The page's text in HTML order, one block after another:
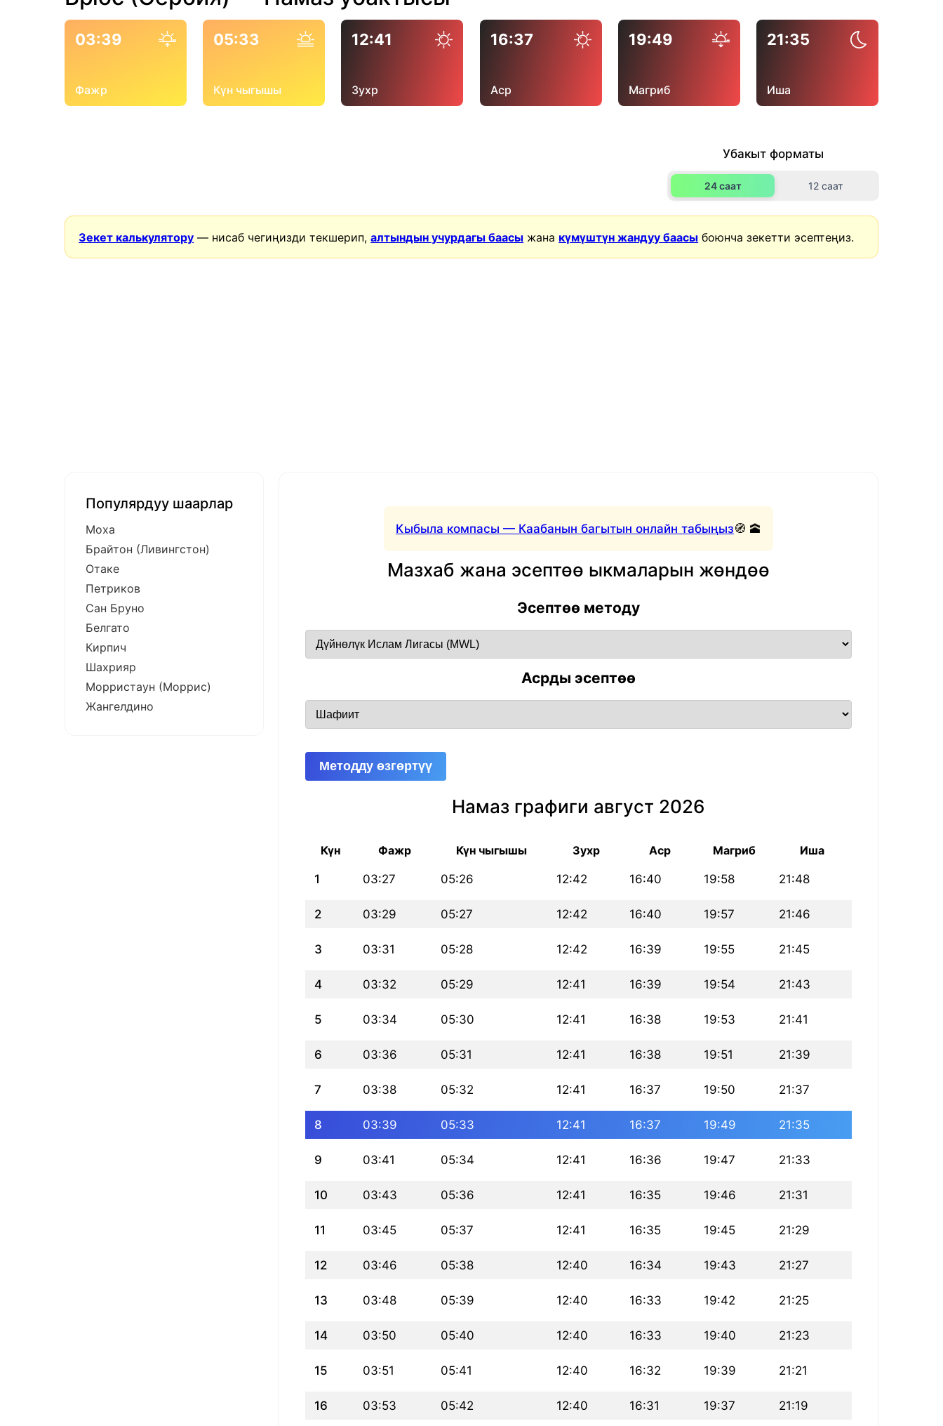
03:39
Фажр
05:33
Күн чыгышы
12:41
Зухр
16:37
Аср
19:49
Магриб
21:35
Иша
Убакыт форматы
24 саат 12 саат
Зекет калькулятору — нисаб чегиңизди текшерип,алтындын учурдагы баасы жана күмүштүн жандуу баасы боюнча зекетти эсептеңиз.
Кыбыла компасы — Каабанын багытын онлайн табыңыз🧭 🕋
Мазхаб жана эсептөө ыкмаларын жөндөө
Эсептөө методу
Асрды эсептөө
Методду өзгөртүү
Намаз графиги август 2026
Күн Фажр Күн чыгышы Зухр Аср Магриб Иша
1 03:27 05:26 12:42 16:40 19:58 21:48
2 03:29 05:27 12:42 16:40 19:57 21:46
3 03:31 05:28 12:42 16:39 19:55 21:45
4 03:32 05:29 12:41 16:39 19:54 21:43
5 03:34 05:30 12:41 16:38 19:53 21:41
6 03:36 05:31 12:41 16:38 19:51 21:39
7 03:38 05:32 12:41 16:37 19:50 21:37
8 03:39 05:33 12:41 16:37 19:49 21:35
9 03:41 05:34 12:41 16:36 19:47 21:33
10 03:43 05:36 12:41 16:35 19:46 21:31
11 03:45 05:37 12:41 16:35 19:45 21:29
12 03:46 05:38 12:40 16:34 19:43 21:27
13 03:48 05:39 12:40 16:33 19:42 21:25
14 03:50 05:40 12:40 16:33 19:40 21:23
15 03:51 05:41 12:40 16:32 19:39 21:21
16 03:53 05:42 12:40 16:31 19:37 21:19
Популярдуу шаарлар
Моха
Брайтон (Ливингстон)
Отаке
Петриков
Сан Бруно
Белгато
Кирпич
Шахрияр
Морристаун (Моррис)
Жангелдино